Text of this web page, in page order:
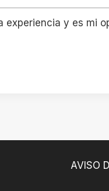
experiencia y es mi
AVISO